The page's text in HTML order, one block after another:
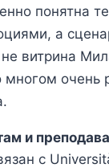
понятна
а
витрина
многом очень
и
с